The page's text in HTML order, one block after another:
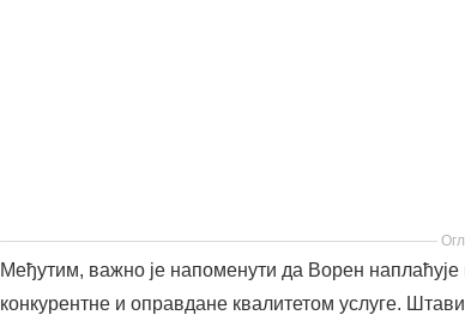
Play продавницу и пратите упутства. Поред тога,